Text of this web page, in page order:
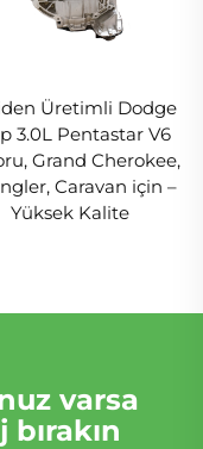
Üretimli Dodge
3.0L Pentastar V6
Grand Cherokee,
Caravan için –
Yüksek Kalite
varsa